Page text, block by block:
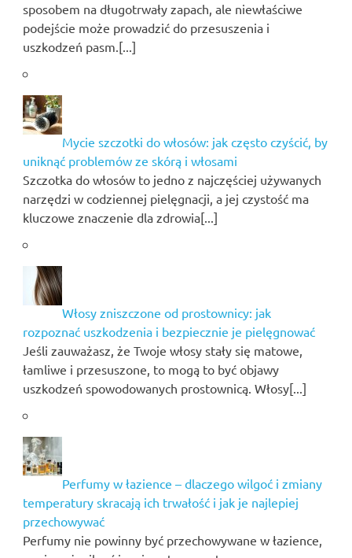
sposobem na długotrwały zapach, ale niewłaściwe
podejście może prowadzić do przesuszenia i
uszkodzeń pasm.[...]
Mycie szczotki do włosów: jak często czyścić, by
uniknąć problemów ze skórą i włosami
Szczotka do włosów to jedno z najczęściej używanych
narzędzi w codziennej pielęgnacji, a jej czystość ma
kluczowe znaczenie dla zdrowia[...]
Włosy zniszczone od prostownicy: jak
rozpoznać uszkodzenia i bezpiecznie je pielęgnować
Jeśli zauważasz, że Twoje włosy stały się matowe,
łamliwe i przesuszone, to mogą to być objawy
uszkodzeń spowodowanych prostownicą. Włosy[...]
Perfumy w łazience – dlaczego wilgoć i zmiany
temperatury skracają ich trwałość i jak je najlepiej
przechowywać
Perfumy nie powinny być przechowywane w łazience,